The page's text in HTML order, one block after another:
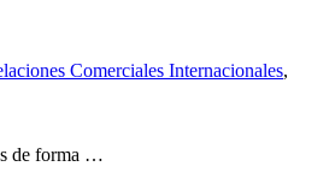
Comerciales Internacionales,
de forma …